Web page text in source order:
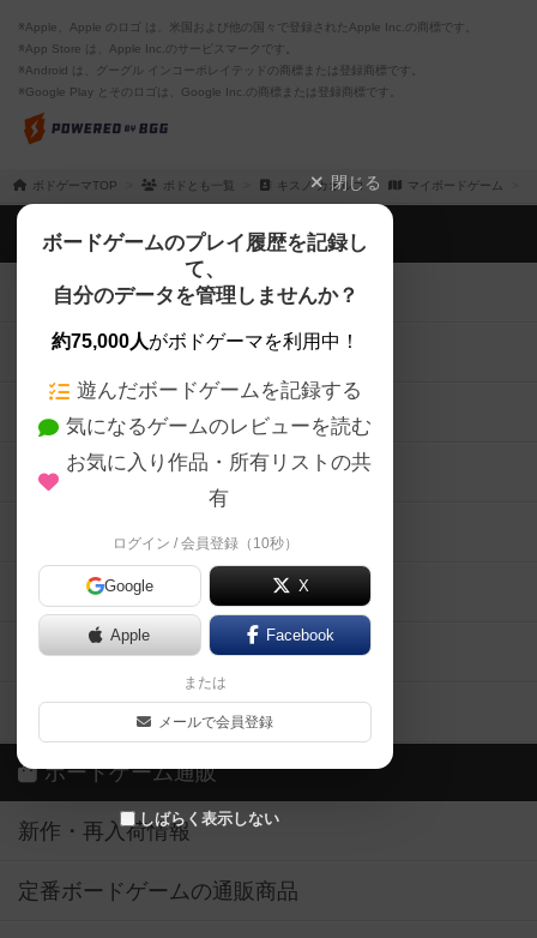
※Apple、Apple のロゴ は、米国および他の国々で登録されたApple Inc.の商標です。
※App Store は、Apple Inc.のサービスマークです。
※Android は、グーグル インコーポレイテッドの商標または登録商標です。
※Google Play とそのロゴは、Google Inc.の商標または登録商標です。
ボドゲーマTOP ボドとも一覧 キスノ カオルコ マイボードゲーム
閉じる
ボードゲームのプレイ履歴を記録し
て、
自分のデータを管理しませんか？
約75,000人がボドゲーマを利用中！
遊んだボードゲームを記録する
気になるゲームのレビューを読む
お気に入り作品・所有リストの共
有
ログイン / 会員登録（10秒）
Google X
Apple Facebook
または
メールで会員登録
しばらく表示しない
ボドゲーマTOP
ボードゲームを検索する
ボードゲームの新着レビュー
ボードゲーム会情報
メカニクス特集
掲示板・トピックス
ボドとも・会員一覧
ボードゲーム業界コラム
ボドゲーマご利用案内
ボードゲーム通販
新作・再入荷情報
定番ボードゲームの通販商品